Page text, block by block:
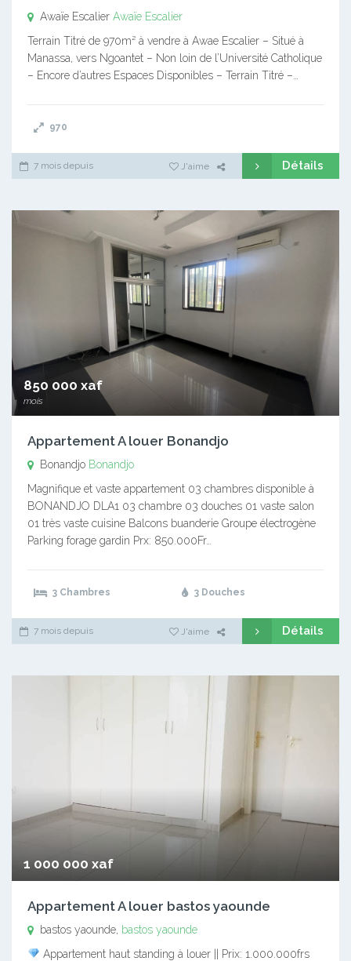
Awaïe Escalier Awaïe Escalier
Terrain Titré de 970m² à vendre à Awae Escalier – Situé à
Manassa, vers Ngoantet – Non loin de l’Université Catholique
– Encore d’autres Espaces Disponibles – Terrain Titré –…
970
7 mois depuis J'aime Détails
850 000 xaf
mois
Appartement A louer Bonandjo
Bonandjo Bonandjo
Magnifique et vaste appartement 03 chambres disponible à
BONANDJO DLA1 03 chambre 03 douches 01 vaste salon
01 très vaste cuisine Balcons buanderie Groupe électrogène
Parking forage gardin Prx: 850.000Fr…
3 Chambres 3 Douches
7 mois depuis J'aime Détails
1 000 000 xaf
Appartement A louer bastos yaounde
bastos yaounde, bastos yaounde
Appartement haut standing à louer || Prix: 1.000.000frs